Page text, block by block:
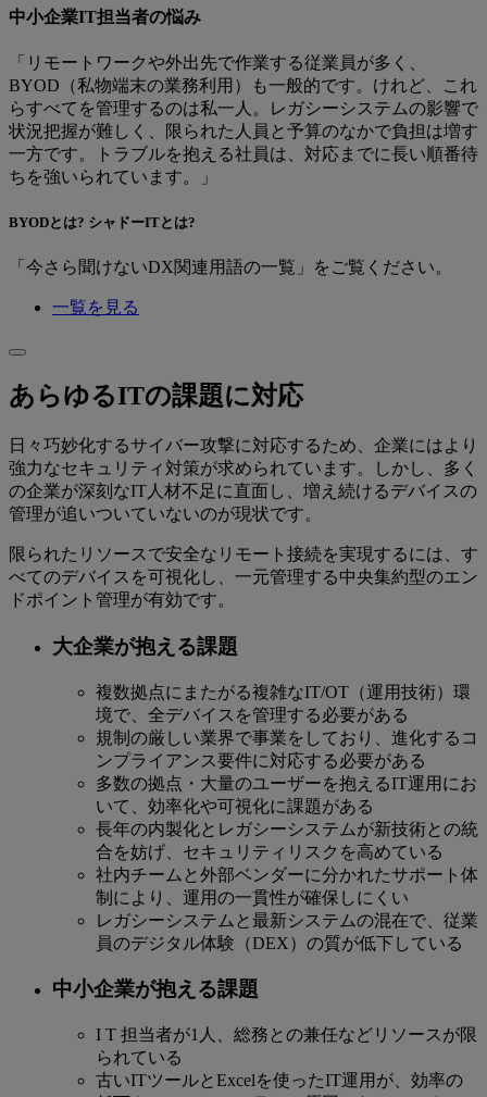
中小企業IT担当者の悩み
「リモートワークや外出先で作業する従業員が多く、
BYOD（私物端末の業務利用）も一般的です。けれど、これ
らすべてを管理するのは私一人。レガシーシステムの影響で
状況把握が難しく、限られた人員と予算のなかで負担は増す
一方です。トラブルを抱える社員は、対応までに長い順番待
ちを強いられています。」
BYODとは? シャドーITとは?
「今さら聞けないDX関連用語の一覧」をご覧ください。
一覧を見る
あらゆるITの課題に対応
日々巧妙化するサイバー攻撃に対応するため、企業にはより
強力なセキュリティ対策が求められています。しかし、多く
の企業が深刻なIT人材不足に直面し、増え続けるデバイスの
管理が追いついていないのが現状です。
限られたリソースで安全なリモート接続を実現するには、す
べてのデバイスを可視化し、一元管理する中央集約型のエン
ドポイント管理が有効です。
大企業が抱える課題
複数拠点にまたがる複雑なIT/OT（運用技術）環
境で、全デバイスを管理する必要がある
規制の厳しい業界で事業をしており、進化するコ
ンプライアンス要件に対応する必要がある
多数の拠点・大量のユーザーを抱えるIT運用にお
いて、効率化や可視化に課題がある
長年の内製化とレガシーシステムが新技術との統
合を妨げ、セキュリティリスクを高めている
社内チームと外部ベンダーに分かれたサポート体
制により、運用の一貫性が確保しにくい
レガシーシステムと最新システムの混在で、従業
員のデジタル体験（DEX）の質が低下している
中小企業が抱える課題
I T 担当者が1人、総務との兼任などリソースが限
られている
古いITツールとExcelを使ったIT運用が、効率の